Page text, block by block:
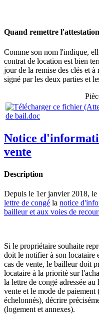
Quand remettre
Comme son nom l'indique,
contrat de location est bien
jour de la remise des clés et
signé par les deux parties et
de bail.doc
Notice
vente
Description
Depuis le 1er janvier 2018,
lettre de congé la notice
bailleur et aux voies de
Si le propriétaire souhaite
doit le notifier à son locataire
cas de vente, le bailleur doit
locataire à la priorité sur
la lettre de congé adressée
vente et le mode de
échelonnés), décrire
(logement et annexes).